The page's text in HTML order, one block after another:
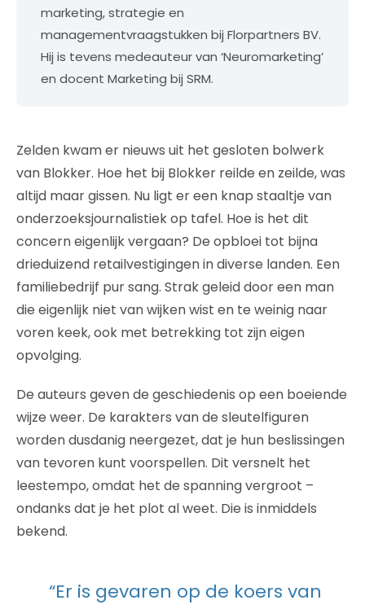
marketing, strategie en
managementvraagstukken bij Florpartners BV.
Hij is tevens medeauteur van ‘Neuromarketing’
en docent Marketing bij SRM.
Zelden kwam er nieuws uit het gesloten bolwerk
van Blokker. Hoe het bij Blokker reilde en zeilde, was
altijd maar gissen. Nu ligt er een knap staaltje van
onderzoeksjournalistiek op tafel. Hoe is het dit
concern eigenlijk vergaan? De opbloei tot bijna
drieduizend retailvestigingen in diverse landen. Een
familiebedrijf pur sang. Strak geleid door een man
die eigenlijk niet van wijken wist en te weinig naar
voren keek, ook met betrekking tot zijn eigen
opvolging.
De auteurs geven de geschiedenis op een boeiende
wijze weer. De karakters van de sleutelfiguren
worden dusdanig neergezet, dat je hun beslissingen
van tevoren kunt voorspellen. Dit versnelt het
leestempo, omdat het de spanning vergroot –
ondanks dat je het plot al weet. Die is inmiddels
bekend.
“Er is gevaren op de koers van